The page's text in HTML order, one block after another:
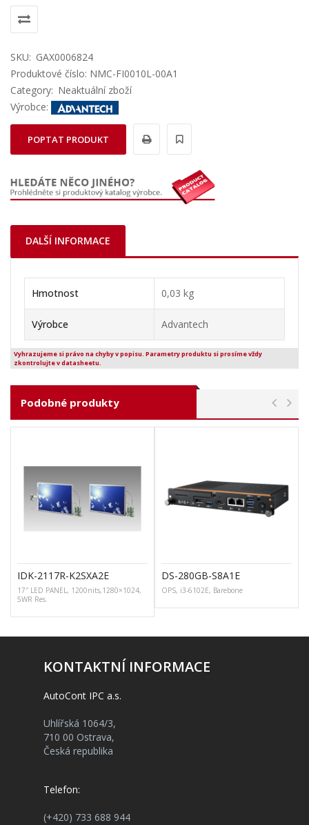
SKU: GAX0006824
Produktové číslo: NMC-FI0010L-00A1
Category: Neaktuální zboží
Výrobce:
POPTAT PRODUKT
DALŠÍ INFORMACE
Hmotnost 0,03 kg
Výrobce Advantech
Vyhrazujeme si právo na chyby v popisu. Parametry produktu si prosíme vždy
zkontrolujte v datasheetu.
Podobné produkty
IDK-2117R-K2SXA2E
17″ LED PANEL, 1200nits,1280×1024,
5WR Res.
DS-280GB-S8A1E
OPS, i3-6102E, Barebone
KONTAKTNÍ INFORMACE
AutoCont IPC a.s.
Uhlířská 1064/3,
710 00 Ostrava,
Česká republika
Telefon:
(+420) 733 688 944